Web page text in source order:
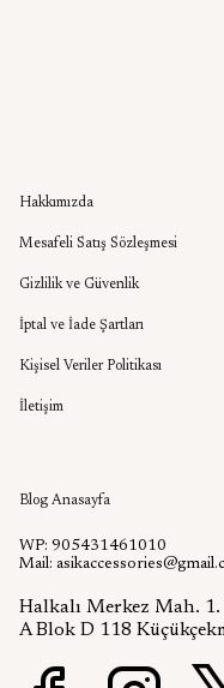
Hakkımızda
Mesafeli Satış Sözleşmesi
Gizlilik ve Güvenlik
İptal ve İade Şartları
Kişisel Veriler Politikası
İletişim
Blog Anasayfa
WP: 905431461010
Mail:
Halkalı Merkez Mah.
A Blok D 118